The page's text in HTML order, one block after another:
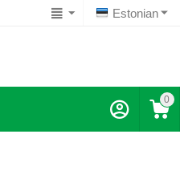
Estonian
0